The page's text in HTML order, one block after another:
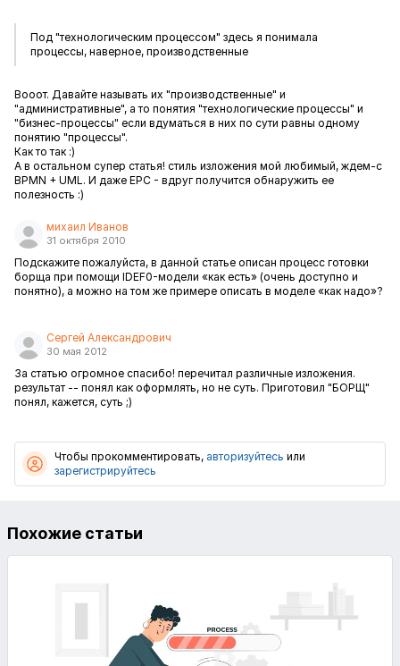
Под "технологическим процессом" здесь я понимала
процессы, наверное, производственные
Вооот. Давайте называть их "производственные" и
"административные", а то понятия "технологические процессы" и
"бизнес-процессы" если вдуматься в них по сути равны одному
понятию "процессы".
Как то так :)
А в остальном супер статья! стиль изложения мой любимый, ждем-с
BPMN + UML. И даже EPC - вдруг получится обнаружить ее
полезность :)
михаил Иванов
31 октября 2010
Подскажите пожалуйста, в данной статье описан процесс готовки
борща при помощи IDEF0-модели «как есть» (очень доступно и
понятно), а можно на том же примере описать в моделе «как надо»?
Сергей Александрович
30 мая 2012
За статью огромное спасибо! перечитал различные изложения.
результат -- понял как оформлять, но не суть. Приготовил "БОРЩ"
понял, кажется, суть ;)
Чтобы прокомментировать, авторизуйтесь или
зарегистрируйтесь
Похожие статьи